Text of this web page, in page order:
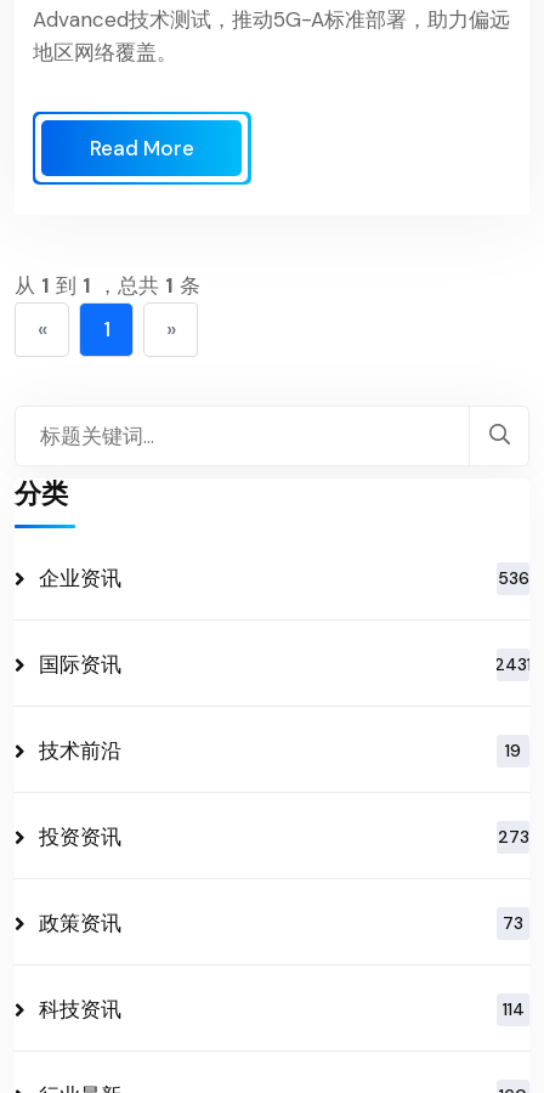
Advanced技术测试，推动5G-A标准部署，助力偏远
地区网络覆盖。
Read More
从 1 到 1 ，总共 1 条
« 1 »
分类
企业资讯 536
国际资讯 2431
技术前沿 19
投资资讯 273
政策资讯 73
科技资讯 114